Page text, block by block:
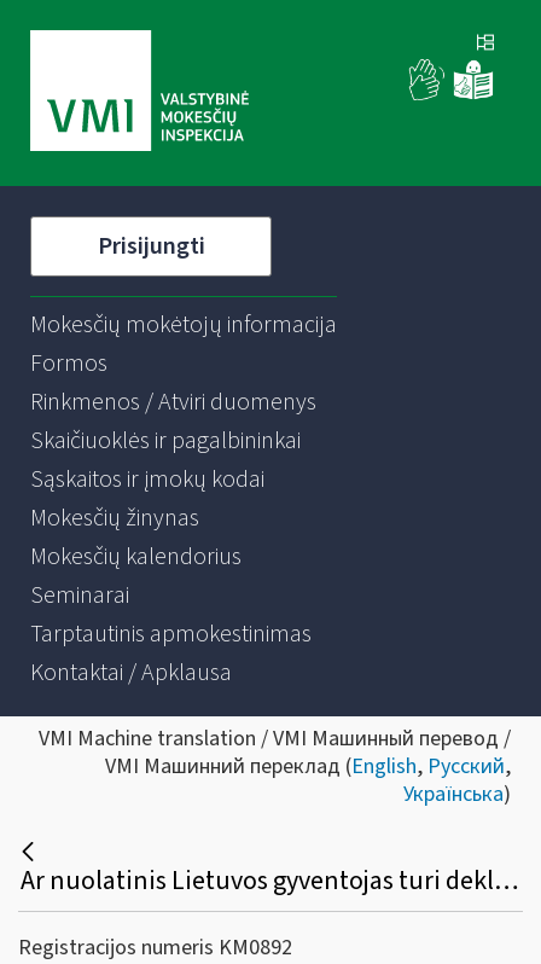
Prisijungti
Mokesčių mokėtojų informacija
Formos
Rinkmenos / Atviri duomenys
Skaičiuoklės ir pagalbininkai
Sąskaitos ir įmokų kodai
Mokesčių žinynas
Mokesčių kalendorius
Seminarai
Tarptautinis apmokestinimas
Kontaktai / Apklausa
VMI Machine translation / VMI Машинный перевод /
VMI Машинний переклад (English, Русский,
Українська)
Ar nuolatinis Lietuvos gyventojas turi deklaruoti užsienio valstybėse gautas pajamas, atleidžiamas nuo pajamų mokesčio sumokėjimo Lietuvoje?
Registracijos numeris KM0892